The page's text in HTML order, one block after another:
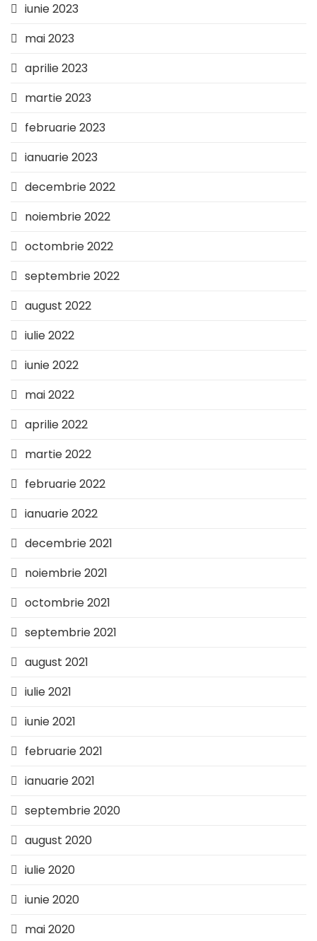
iunie 2023
mai 2023
aprilie 2023
martie 2023
februarie 2023
ianuarie 2023
decembrie 2022
noiembrie 2022
octombrie 2022
septembrie 2022
august 2022
iulie 2022
iunie 2022
mai 2022
aprilie 2022
martie 2022
februarie 2022
ianuarie 2022
decembrie 2021
noiembrie 2021
octombrie 2021
septembrie 2021
august 2021
iulie 2021
iunie 2021
februarie 2021
ianuarie 2021
septembrie 2020
august 2020
iulie 2020
iunie 2020
mai 2020